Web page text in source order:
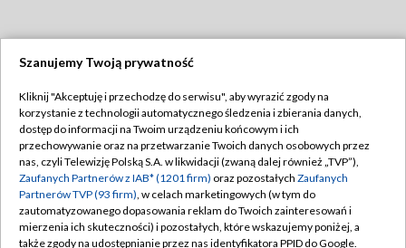
TVP
Abonament TVP
Emisja w TVP
Centrum informacji TVP
Naziemna Telewizja Cyfrowa
Regulamin TVP
Polityka prywatności
Moje zgody
Pomoc
Szanujemy Twoją prywatność
Kliknij "Akceptuję i przechodzę do serwisu", aby wyrazić zgody na
korzystanie z technologii automatycznego śledzenia i zbierania danych,
dostęp do informacji na Twoim urządzeniu końcowym i ich
przechowywanie oraz na przetwarzanie Twoich danych osobowych przez
nas, czyli Telewizję Polską S.A. w likwidacji (zwaną dalej również „TVP”),
Zaufanych Partnerów z IAB* (1201 firm) oraz pozostałych Zaufanych
Partnerów TVP (93 firm), w celach marketingowych (w tym do
zautomatyzowanego dopasowania reklam do Twoich zainteresowań i
mierzenia ich skuteczności) i pozostałych, które wskazujemy poniżej, a
także zgody na udostępnianie przez nas identyfikatora PPID do Google.